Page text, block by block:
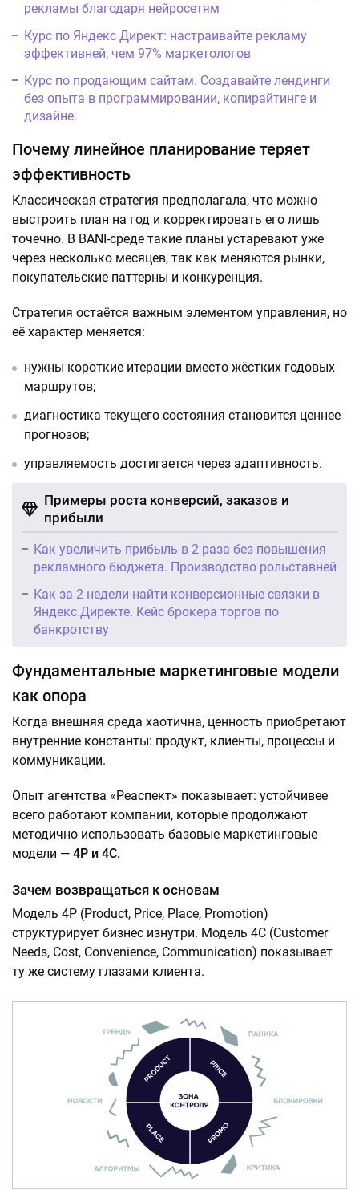
рекламы благодаря нейросетям
Курс по Яндекс Директ: настраивайте рекламу
эффективней, чем 97% маркетологов
Курс по продающим сайтам. Создавайте лендинги
без опыта в программировании, копирайтинге и
дизайне.
Почему линейное планирование теряет
эффективность
Классическая стратегия предполагала, что можно
выстроить план на год и корректировать его лишь
точечно. В BANI-среде такие планы устаревают уже
через несколько месяцев, так как меняются рынки,
покупательские паттерны и конкуренция.
Стратегия остаётся важным элементом управления, но
её характер меняется:
нужны короткие итерации вместо жёстких годовых
маршрутов;
диагностика текущего состояния становится ценнее
прогнозов;
управляемость достигается через адаптивность.
Примеры роста конверсий, заказов и
прибыли
Как увеличить прибыль в 2 раза без повышения
рекламного бюджета. Производство рольставней
Как за 2 недели найти конверсионные связки в
Яндекс.Директе. Кейс брокера торгов по
банкротству
Фундаментальные маркетинговые модели
как опора
Когда внешняя среда хаотична, ценность приобретают
внутренние константы: продукт, клиенты, процессы и
коммуникации.
Опыт агентства «Реаспект» показывает: устойчивее
всего работают компании, которые продолжают
методично использовать базовые маркетинговые
модели — 4P и 4C.
Зачем возвращаться к основам
Модель 4P (Product, Price, Place, Promotion)
структурирует бизнес изнутри. Модель 4C (Customer
Needs, Cost, Convenience, Communication) показывает
ту же систему глазами клиента.